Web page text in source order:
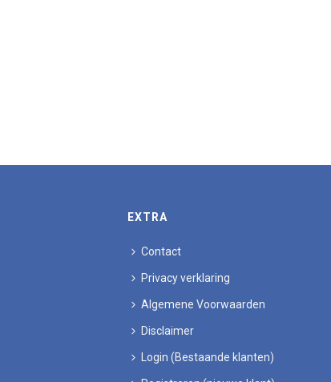
EXTRA
Contact
Privacy verklaring
Algemene Voorwaarden
Disclaimer
Login (Bestaande klanten)